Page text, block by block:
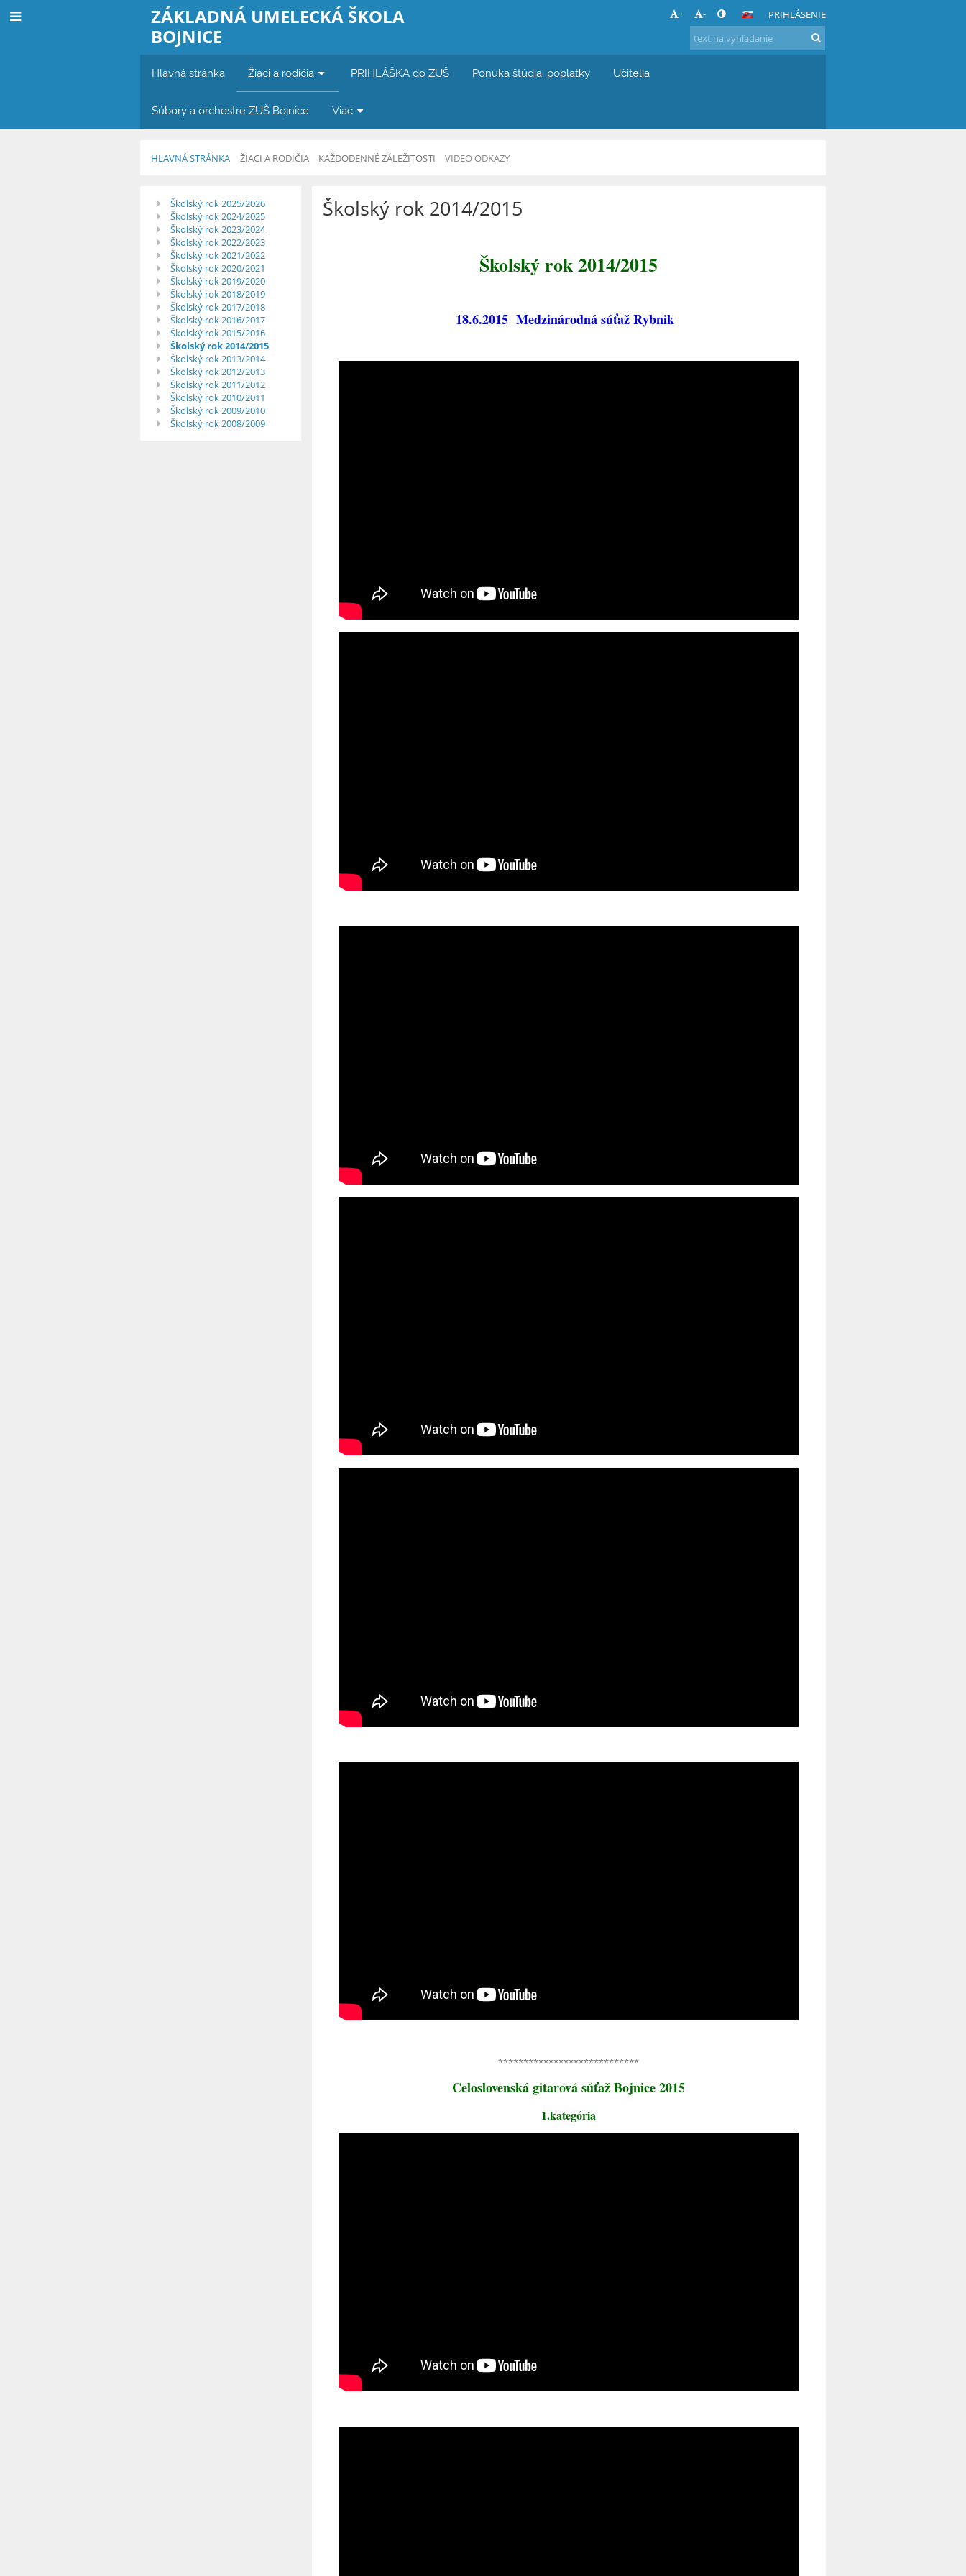
ZÁKLADNÁ UMELECKÁ ŠKOLA
BOJNICE
+ - PRIHLÁSENIE
Hlavná stránka Žiaci a rodičia PRIHLÁŠKA do ZUŠ Ponuka štúdia, poplatky Učitelia
Súbory a orchestre ZUŠ Bojnice Viac
HLAVNÁ STRÁNKA ŽIACI A RODIČIA KAŽDODENNÉ ZÁLEŽITOSTI VIDEO ODKAZY
Video
odkazy
Školský rok 2025/2026
Školský rok 2024/2025
Školský rok 2023/2024
Školský rok 2022/2023
Školský rok 2021/2022
Školský rok 2020/2021
Školský rok 2019/2020
Školský rok 2018/2019
Školský rok 2017/2018
Školský rok 2016/2017
Školský rok 2015/2016
Školský rok 2014/2015
Školský rok 2013/2014
Školský rok 2012/2013
Školský rok 2011/2012
Školský rok 2010/2011
Školský rok 2009/2010
Školský rok 2008/2009
Školský rok 2014/2015
Školský rok 2014/2015
18.6.2015 Medzinárodná súťaž Rybnik
****************************
Celoslovenská gitarová súťaž Bojnice 2015
1.kategória